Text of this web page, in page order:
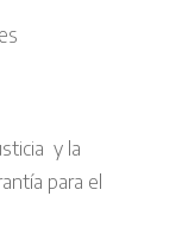
y la
para el